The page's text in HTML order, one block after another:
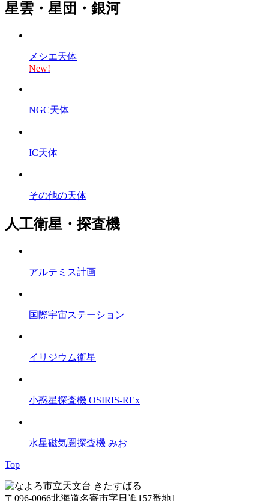
星雲・星団・銀河
メシエ天体
New!
NGC天体
IC天体
その他の天体
人工衛星・探査機
アルテミス計画
国際宇宙ステーション
イリジウム衛星
小惑星探査機 OSIRIS-REx
水星磁気圏探査機 みお
Top
〒096-0066北海道名寄市字日進157番地1